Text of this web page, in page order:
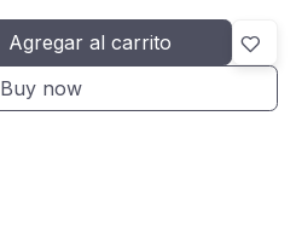
Agregar al carrito
Buy now